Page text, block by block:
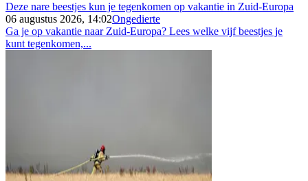
Deze nare beestjes kun je tegenkomen op vakantie in Zuid-Europa
06 augustus 2026, 14:02Ongedierte
Ga je op vakantie naar Zuid-Europa? Lees welke vijf beestjes je
kunt tegenkomen,...